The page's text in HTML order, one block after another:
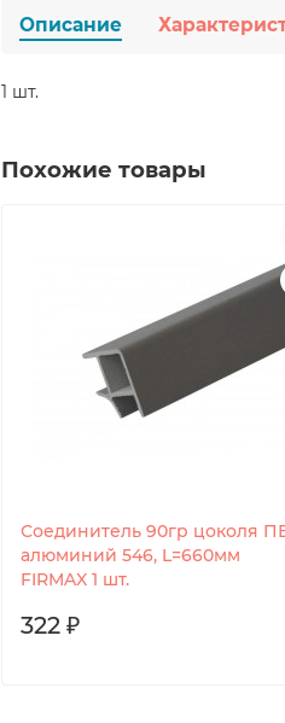
Описание
1 шт.
Похожие товары
Соединитель 90гр цоколя
алюминий 546, L=660мм
FIRMAX 1 шт.
322 ₽